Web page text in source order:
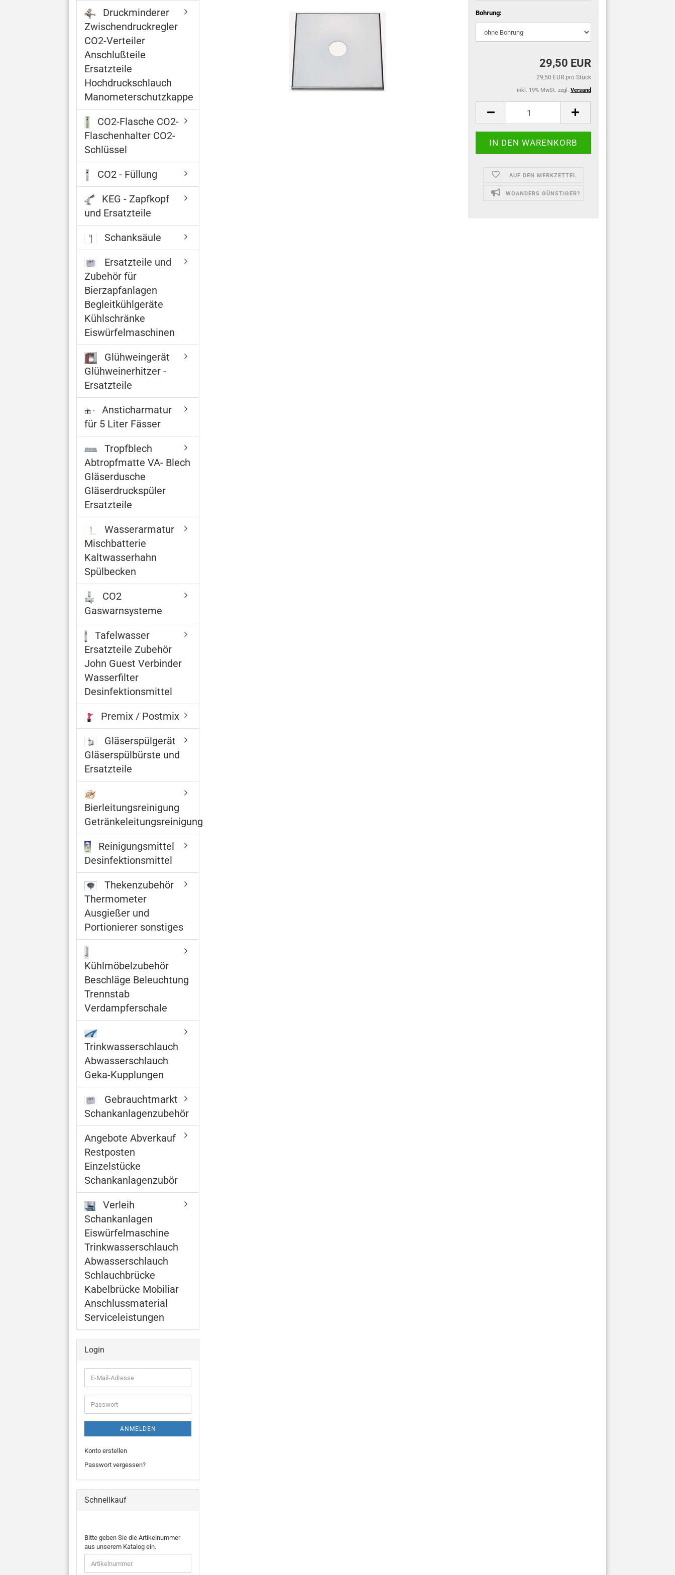
Bohrung:
29,50 EUR
29,50 EUR pro Stück
inkl. 19% MwSt. zzgl. Versand
AUF DEN MERKZETTEL
WOANDERS GÜNSTIGER?
Druckminderer
Zwischendruckregler
CO2-Verteiler
Anschlußteile
Ersatzteile
Hochdruckschlauch
Manometerschutzkappe
CO2-Flasche CO2-
Flaschenhalter CO2-
Schlüssel
CO2 - Füllung
KEG - Zapfkopf
und Ersatzteile
Schanksäule
Ersatzteile und
Zubehör für
Bierzapfanlagen
Begleitkühlgeräte
Kühlschränke
Eiswürfelmaschinen
Glühweingerät
Glühweinerhitzer -
Ersatzteile
Ansticharmatur
für 5 Liter Fässer
Tropfblech
Abtropfmatte VA- Blech
Gläserdusche
Gläserdruckspüler
Ersatzteile
Wasserarmatur
Mischbatterie
Kaltwasserhahn
Spülbecken
CO2
Gaswarnsysteme
Tafelwasser
Ersatzteile Zubehör
John Guest Verbinder
Wasserfilter
Desinfektionsmittel
Premix / Postmix
Gläserspülgerät
Gläserspülbürste und
Ersatzteile
Bierleitungsreinigung
Getränkeleitungsreinigung
Reinigungsmittel
Desinfektionsmittel
Thekenzubehör
Thermometer
Ausgießer und
Portionierer sonstiges
Kühlmöbelzubehör
Beschläge Beleuchtung
Trennstab
Verdampferschale
Trinkwasserschlauch
Abwasserschlauch
Geka-Kupplungen
Gebrauchtmarkt
Schankanlagenzubehör
Angebote Abverkauf
Restposten
Einzelstücke
Schankanlagenzubör
Verleih
Schankanlagen
Eiswürfelmaschine
Trinkwasserschlauch
Abwasserschlauch
Schlauchbrücke
Kabelbrücke Mobiliar
Anschlussmaterial
Serviceleistungen
Login
E-
Mail-
Adresse
Passwort
ANMELDEN
Konto erstellen
Passwort vergessen?
Schnellkauf
BITTE
GEBEN
SIE
DIE
ARTIKELNUMMER
Bitte geben Sie die Artikelnummer
aus unserem Katalog ein.